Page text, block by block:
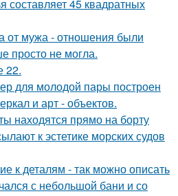
45 квадратных
от мужа - отношения были
просто не могла.
22.
для молодой пары построен
и арт - объектов.
находятся прямо на борту
к эстетике морских судов
к деталям - так можно описать
с небольшой бани и со